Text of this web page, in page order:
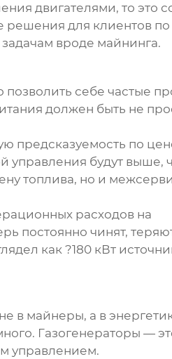
двигателями, то это
для клиентов по
вроде майнинга.
себе частые
должен быть не
предсказуемость по
управления будут выше,
топлива, но и
расходов на
постоянно чинят,
как ?180 кВт
в майнеры, а в
Газогенераторы —
управлением.